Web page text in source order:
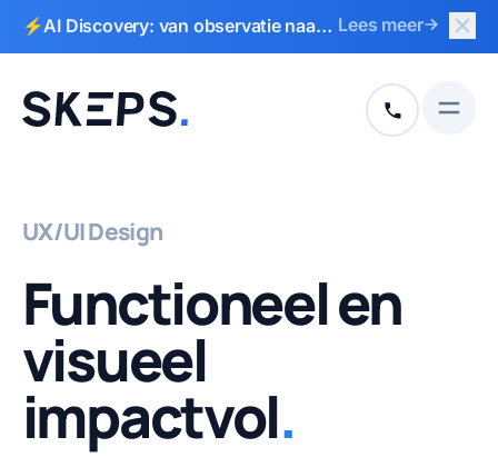
Naar hoofdinhoud
Naar voettekst
⚡AI Discovery: van observatie naar
Lees meer
+31 513 792
Open
UX/UI Design
Functioneel en
visueel
impactvol.